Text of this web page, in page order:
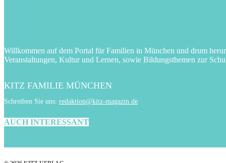
Willkommen auf dem Portal für Familien in München und drum
Veranstaltungen, Kultur und Lernen, sowie Bildungsthemen zur
KITZ FAMILIE MÜNCHEN
Schreiben Sie uns: redaktion@kitz-magazin.de
AUCH INTERESSANT